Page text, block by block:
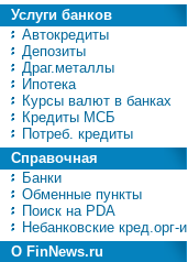
Услуги банков
Автокредиты
Депозиты
Драг.металлы
Ипотека
Курсы валют в банках
Кредиты МСБ
Потреб. кредиты
Справочная
Банки
Обменные пункты
Поиск на PDA
Небанковские кред.орг-и
О FinNews.ru